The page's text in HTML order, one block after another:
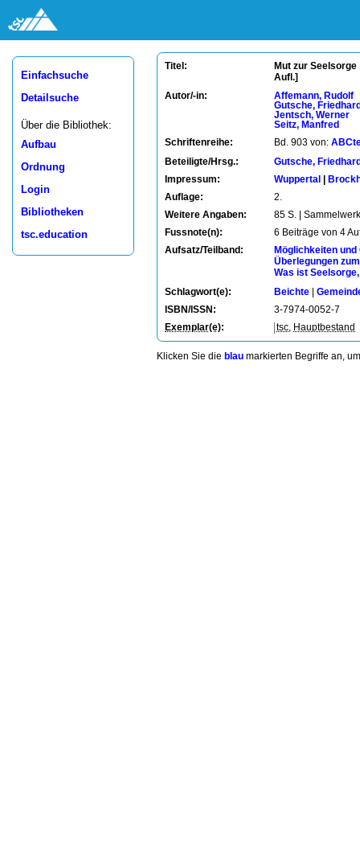
Einfachsuche
Detailsuche
Über die Bibliothek:
Aufbau
Ordnung
Login
Bibliotheken
tsc.education
Titel:
Mut zur
Aufl.]
Autor/-in:
Affemann, Rudolf
Gutsche,
Jentsch, Werner
Seitz, Manfred
Schriftenreihe:
Bd. 903 von:
Beteiligte/Hrsg.:
Gutsche,
Impressum:
Wuppertal
Auflage:
2.
Weitere Angaben:
85 S. | Sammelwerk
Fussnote(n):
6 Beiträge von 4
Aufsatz/Teilband:
Möglichkeiten
Überlegungen
Was ist
Schlagwort(e):
Beichte
ISBN/ISSN:
3-7974-0052-7
Exemplar(e): tsc Hauptbestand
Klicken Sie die blau markierten Begriffe an,